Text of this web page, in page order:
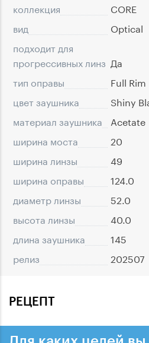
коллекция
CORE
вид
Optical
подходит для
прогрессивных линз Да
тип оправы
Full Rim
цвет заушника
Shiny
материал заушника
Acetate
ширина моста
20
ширина линзы
49
ширина оправы
124.0
диаметр линзы
52.0
высота линзы
40.0
длина заушника
145
релиз
202507
РЕЦЕПТ